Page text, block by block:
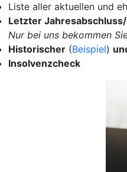
Liste aller aktuellen und
Letzter
Nur bei uns bekommen
Historischer (Beispiel)
Insolvenzcheck